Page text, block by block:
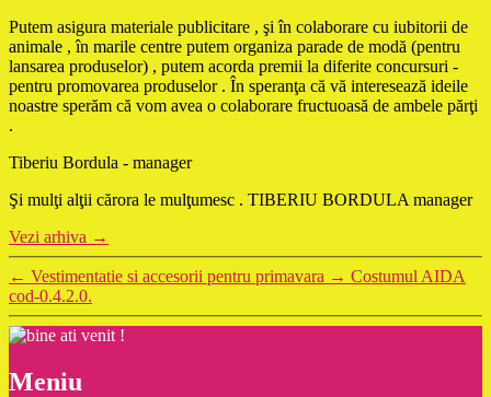
Putem asigura materiale publicitare , şi în colaborare cu iubitorii de
animale , în marile centre putem organiza parade de modă (pentru
lansarea produselor) , putem acorda premii la diferite concursuri -
pentru promovarea produselor . În speranţa că vă interesează ideile
noastre sperăm că vom avea o colaborare fructuoasă de ambele părţi
.
Tiberiu Bordula - manager
Şi mulţi alţii cărora le mulţumesc . TIBERIU BORDULA manager
Vezi arhiva →
← Vestimentatie si accesorii pentru primavara → Costumul AIDA
cod-0.4.2.0.
Meniu